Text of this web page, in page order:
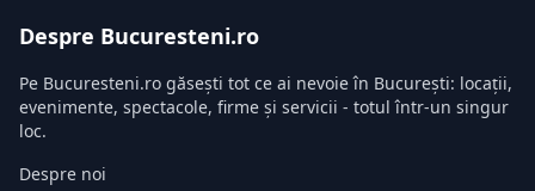
Despre Bucuresteni.ro
Pe Bucuresteni.ro găsești tot ce ai nevoie în București: locații,
evenimente, spectacole, firme și servicii - totul într-un singur
loc.
Despre noi